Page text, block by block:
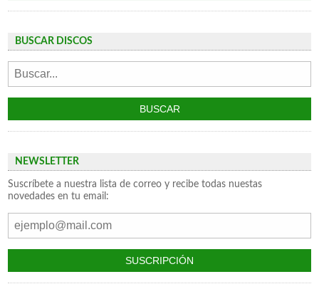
BUSCAR DISCOS
NEWSLETTER
Suscríbete a nuestra lista de correo y recibe todas nuestas
novedades en tu email: